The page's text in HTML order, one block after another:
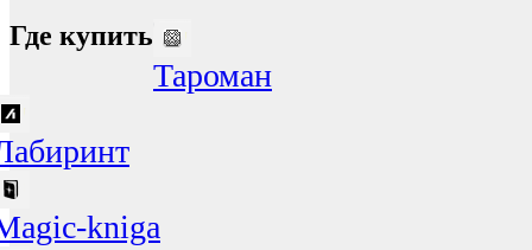
Где купить
Тароман
kniga